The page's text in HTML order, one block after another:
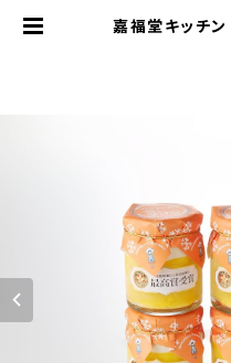
嘉福堂キッチ